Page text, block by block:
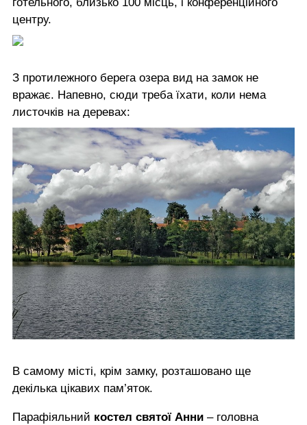
готельного, близько 100 місць, і конференційного
центру.
З протилежного берега озера вид на замок не
вражає. Напевно, сюди треба їхати, коли нема
листочків на деревах:
В самому місті, крім замку, розташовано ще
декілька цікавих пам’яток.
Парафіяльний костел святої Анни – головна